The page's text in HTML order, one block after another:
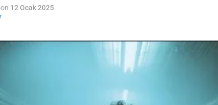
on 12 Ocak 2025